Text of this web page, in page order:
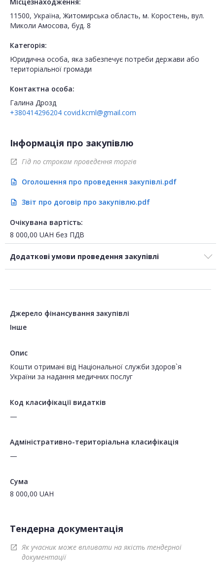
11500, Україна, Житомирська область, м. Коростень, вул.
Миколи Амосова, буд. 8
Категорія:
Юридична особа, яка забезпечує потреби держави або
територіальної громади
Контактна особа:
Галина Дрозд
+380414296204 covid.kcml@gmail.com
Інформація про закупівлю
open_in_new Гід по строкам проведення торгів
description Оголошення про проведення закупівлі.pdf
description Звіт про договір про закупівлю.pdf
Очікувана вартість:
8 000,00 UAH без ПДВ
Додаткові умови проведення закупівлі
Джерело фінансування закупівлі
Інше
Опис
Кошти отримані від Національної служби здоров`я
України за надання медичних послуг
Код класифікації видатків
—
Адміністративно-територіальна класифікація
—
Сума
8 000,00 UAH
Тендерна документація
open_in_new
Як учасник може впливати на якість тендерної
документації